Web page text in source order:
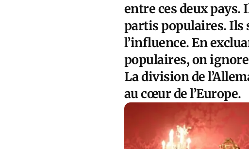
entre ces deux pays.
partis populaires. Ils
l’influence. En
populaires, on
La division de
au cœur de l’Europe.